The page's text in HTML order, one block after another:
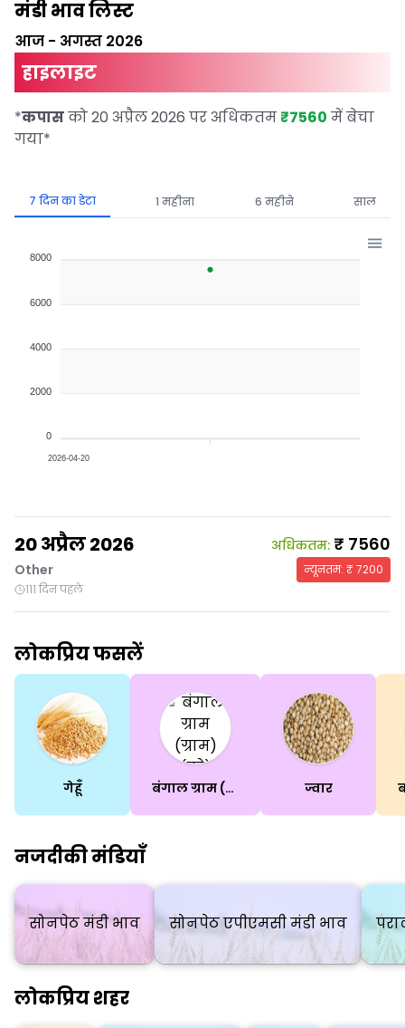
मंडी भाव लिस्ट
आज - अगस्त 2026
हाइलाइट
*कपासको 20 अप्रैल 2026 पर अधिकतम ₹7560 में बेचा
गया*
7 दिन का डेटा 1 महीना 6 महीने साल
8000
6000
4000
2000
0
2026-04-20
20 अप्रैल 2026
Other
111 दिन पहले
अधिकतम: ₹ 7560
न्यूनतम: ₹7200
लोकप्रिय फसलें
गेहूँ बंगाल ग्राम (ग्राम) (पूरे) ज्वार
नजदीकी मंडियाँ
सोनपेठ मंडी भाव सोनपेठ एपीएमसी मंडी भाव
लोकप्रिय शहर